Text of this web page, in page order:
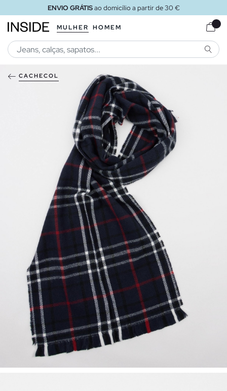
ENVIO GRÁTISao domicílio a partir de 30 €
MULHER HOMEM
CACHECOL